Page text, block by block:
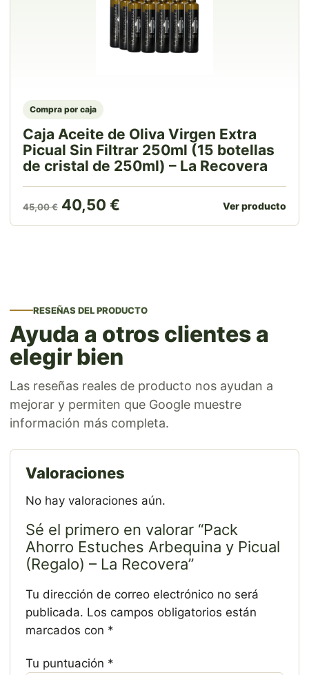
Compra por caja
Caja Aceite de Oliva Virgen Extra
Picual Sin Filtrar 250ml (15 botellas
de cristal de 250ml) – La Recovera
45,00€ El precio original era: 45,00 €.
40,50 € El precio actual es:
Ver producto
RESEÑAS DEL PRODUCTO
Ayuda a otros clientes a
elegir bien
Las reseñas reales de producto nos ayudan a
mejorar y permiten que Google muestre
información más completa.
Valoraciones
No hay valoraciones aún.
Sé el primero en valorar “Pack
Ahorro Estuches Arbequina y Picual
(Regalo) – La Recovera”
Tu dirección de correo electrónico no será
publicada. Los campos obligatorios están
marcados con *
Tu puntuación *